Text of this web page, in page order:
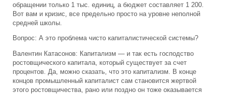
обращении только 1 тыс. единиц, а бюджет составляет 1 200.
Вот вам и кризис, все предельно просто на уровне неполной
средней школы.
Вопрос: А это проблема чисто капиталистической системы?
Валентин Катасонов: Капитализм — и так есть господство
ростовщического капитала, который существует за счет
процентов. Да, можно сказать, что это капитализм. В конце
концов промышленный капиталист сам становится жертвой
этого ростовщичества, рано или поздно он тоже оказывается